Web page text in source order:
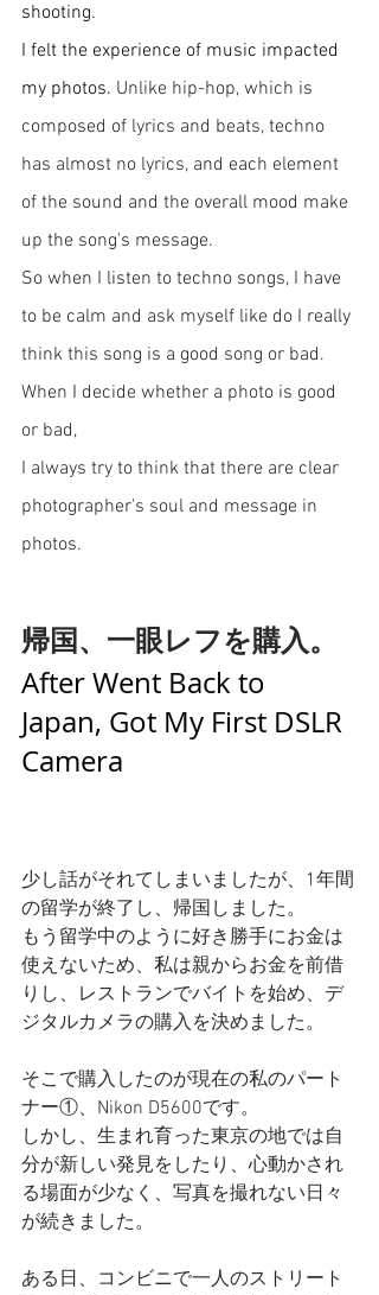
shooting.
I felt the experience of music impacted
my photos. Unlike hip-hop, which is
composed of lyrics and beats, techno
has almost no lyrics, and each element
of the sound and the overall mood make
up the song's message.
So when I listen to techno songs, I have
to be calm and ask myself like do I really
think this song is a good song or bad.
When I decide whether a photo is good
or bad,
I always try to think that there are clear
photographer's soul and message in
photos.
帰国、一眼レフを購入。
After Went Back to
Japan, Got My First DSLR
Camera
少し話がそれてしまいましたが、1年間
の留学が終了し、帰国しました。
もう留学中のように好き勝手にお金は
使えないため、私は親からお金を前借
りし、レストランでバイトを始め、デ
ジタルカメラの購入を決めました。
そこで購入したのが現在の私のパート
ナー①、Nikon D5600です。
しかし、生まれ育った東京の地では自
分が新しい発見をしたり、心動かされ
る場面が少なく、写真を撮れない日々
が続きました。
ある日、コンビニで一人のストリート